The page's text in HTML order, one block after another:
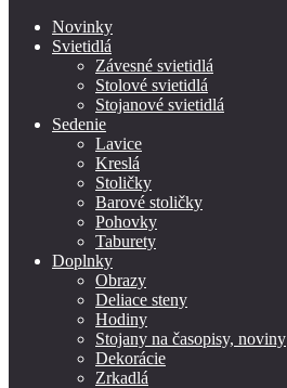
Novinky
Svietidlá
Závesné svietidlá
Stolové svietidlá
Stojanové svietidlá
Sedenie
Lavice
Kreslá
Stoličky
Barové stoličky
Pohovky
Taburety
Doplnky
Obrazy
Deliace steny
Hodiny
Stojany na časopisy, noviny
Dekorácie
Zrkadlá